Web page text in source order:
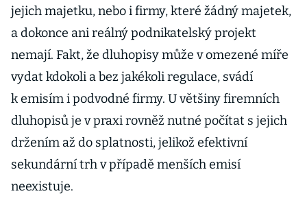
jejich majetku, nebo i firmy, které žádný majetek,
a dokonce ani reálný podnikatelský projekt
nemají. Fakt, že dluhopisy může v omezené míře
vydat kdokoli a bez jakékoli regulace, svádí
k emisím i podvodné firmy. U většiny firemních
dluhopisů je v praxi rovněž nutné počítat s jejich
držením až do splatnosti, jelikož efektivní
sekundární trh v případě menších emisí
neexistuje.